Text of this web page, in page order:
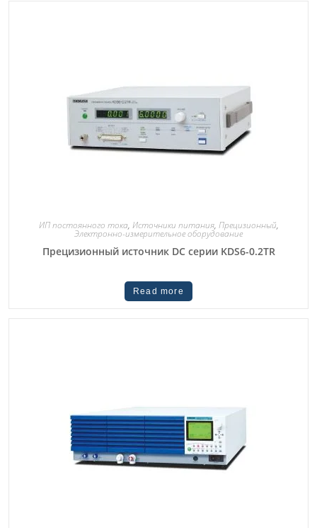
ИП постоянного тока, Источники питания, Прецизионный,
Электронно-измерительное оборудование
Прецизионный источник DC серии KDS6-0.2TR
Read more